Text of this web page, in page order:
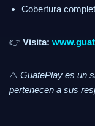
Cobertura
👉 Visita:
⚠️ GuatePlay es un
pertenecen a sus